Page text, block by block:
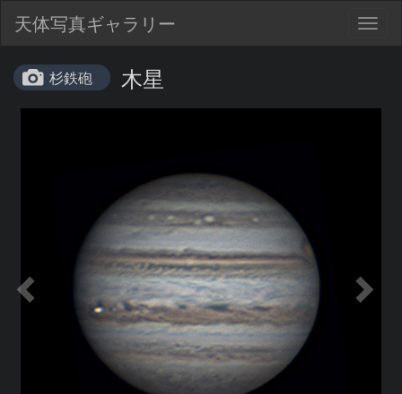
天体写真ギャラリー
杉鉄砲 木星